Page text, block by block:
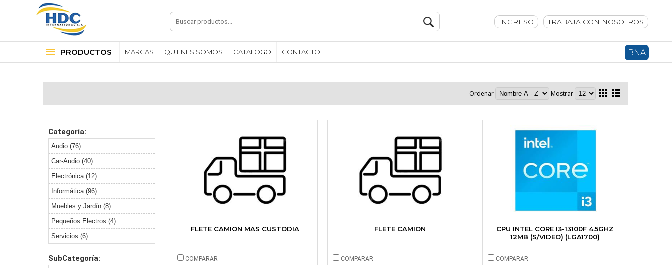
INGRESO TRABAJA CON NOSOTROS
PRODUCTOS MARCAS QUIENES SOMOS CATALOGO CONTACTO BNA
Ordenar Mostrar
Categoría:
Audio (76)
Car-Audio (40)
Electrónica (12)
Informática (96)
Muebles y Jardín (8)
Pequeños Electros (4)
Servicios (6)
SubCategoría:
FLETE CAMION MAS CUSTODIA
COMPARAR
FLETE CAMION
COMPARAR
CPU INTEL CORE I3-13100F 4.5GHZ
12MB (S/VIDEO) (LGA1700)
COMPARAR